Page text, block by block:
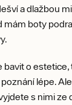
a dlažbou
mám boty
bavit o
lépe.
s nimi ze